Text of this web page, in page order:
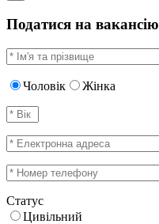
Податися на вакансію
Чоловік Жінка
Статус
Цивільний